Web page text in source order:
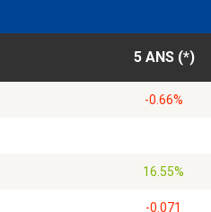
5 ANS (*)
-0.66%
16.55%
-0.071